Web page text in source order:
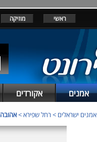
ראשי מוזיקה
אמנים אקורדים
אמנים ישראלים >רחל שפירא>אהובה